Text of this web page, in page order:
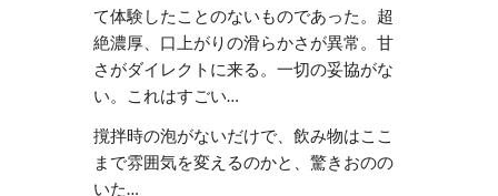
て体験したことのないものであった。超
絶濃厚、口上がりの滑らかさが異常。甘
さがダイレクトに来る。一切の妥協がな
い。これはすごい…
撹拌時の泡がないだけで、飲み物はここ
まで雰囲気を変えるのかと、驚きおのの
いた…